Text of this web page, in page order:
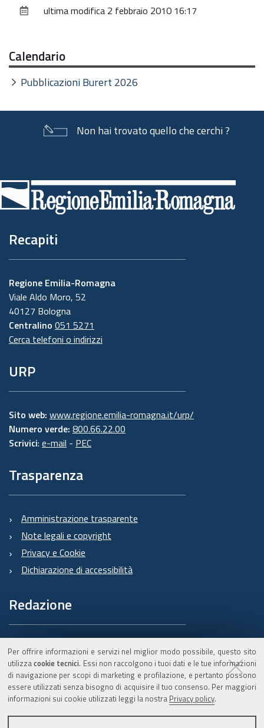
Per offrire informazioni e servizi nel miglior modo possibile, questo sito
utilizzacookie tecnici. Essi non raccolgono i tuoi dati e le tue informazioni
di navigazione per scopi di marketing e profilazione, e pertanto possono
essere utilizzati senza bisogno di acquisire il tuo consenso. Per maggiori
informazioni sui cookie utilizzati leggi la nostra Privacy policy.
documentoultima modifica 2 febbraio 2010 16:17
Calendario
Pubblicazioni Burert 2026
Non hai trovato quello che cerchi ?
di
pagina
Recapiti
Regione Emilia-Romagna
Viale Aldo Moro, 52
40127 Bologna
Centralino 051 5271
Cerca telefoni o indirizzi
URP
Sito web: www.regione.emilia-romagna.it/urp/
Numero verde: 800.66.22.00
Scrivici: e-mail - PEC
Trasparenza
Amministrazione trasparente
Note legali e copyright
Privacy e Cookie
Dichiarazione di accessibilità
Redazione
Informazioni sul Burert
e contatti
C.F. 800.625.903.79